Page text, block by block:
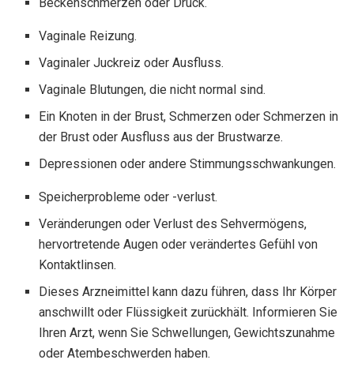
Vaginale Reizung.
Vaginaler Juckreiz oder Ausfluss.
Vaginale Blutungen, die nicht normal sind.
Ein Knoten in der Brust, Schmerzen oder Schmerzen in
der Brust oder Ausfluss aus der Brustwarze.
Depressionen oder andere Stimmungsschwankungen.
Speicherprobleme oder -verlust.
Veränderungen oder Verlust des Sehvermögens,
hervortretende Augen oder verändertes Gefühl von
Kontaktlinsen.
Dieses Arzneimittel kann dazu führen, dass Ihr Körper
anschwillt oder Flüssigkeit zurückhält. Informieren Sie
Ihren Arzt, wenn Sie Schwellungen, Gewichtszunahme
oder Atembeschwerden haben.